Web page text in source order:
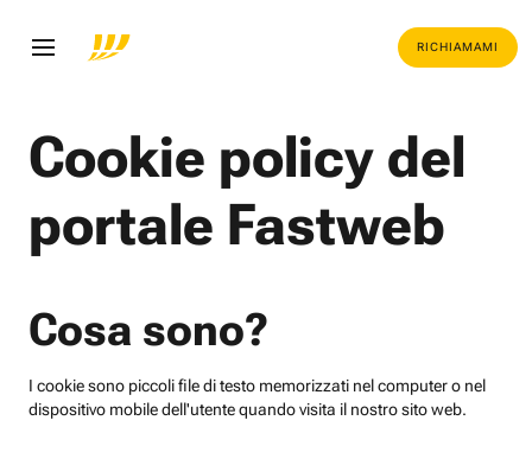
RICHIAMAMI
Cookie policy del
portale Fastweb
Cosa sono?
I cookie sono piccoli file di testo memorizzati nel computer o nel
dispositivo mobile dell'utente quando visita il nostro sito web.